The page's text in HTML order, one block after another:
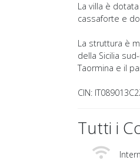
La villa è
cassaforte e
La struttura è
della Sicilia
Taormina e il
CIN:
Tutti i